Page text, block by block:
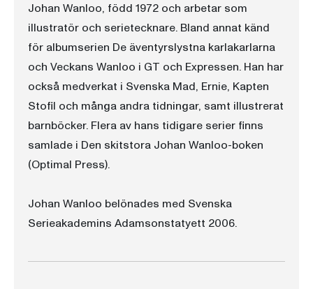
Johan Wanloo, född 1972 och arbetar som
illustratör och serietecknare. Bland annat känd
för albumserien De äventyrslystna karlakarlarna
och Veckans Wanloo i GT och Expressen. Han har
också medverkat i Svenska Mad, Ernie, Kapten
Stofil och många andra tidningar, samt illustrerat
barnböcker. Flera av hans tidigare serier finns
samlade i Den skitstora Johan Wanloo-boken
(Optimal Press).
Johan Wanloo belönades med Svenska
Serieakademins Adamsonstatyett 2006.